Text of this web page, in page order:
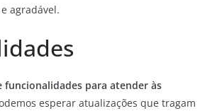
agradável.
para atender às
esperar atualizações que tragam